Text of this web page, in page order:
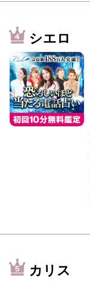
シエロ
カリス